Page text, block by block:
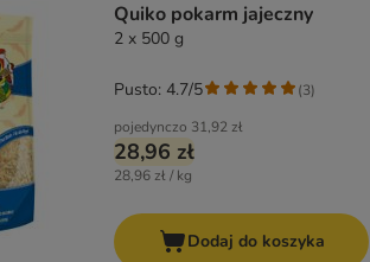
Quiko pokarm jajeczny
2 x 500 g
pojedynczo 31,92 zł
28,96 zł
28,96 zł / kg
Pusto: 4.7/5 (3)
Dodaj do koszyka